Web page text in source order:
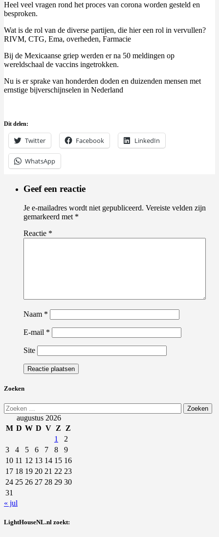
Heel veel vragen rond het proces van corona worden gesteld en
besproken.
Wat is de rol van de diverse partijen, die hier een rol in vervullen?
RIVM, CTG, Ema, overheden, Farmacie
Bij de Mexicaanse griep werden er na 50 meldingen op
wereldschaal de vaccins ingetrokken.
Nu is er sprake van honderden doden en duizenden mensen met
ernstige bijverschijnselen in Nederland
Dit delen:
Twitter Facebook LinkedIn
WhatsApp
Geef een reactie
Je e-mailadres wordt niet gepubliceerd. Vereiste velden zijn
gemarkeerd met *
Reactie *
Naam *
E-mail *
Site
Zoeken
Zoeken
naar:augustus 2026
M D W D V Z
Z
1
2
3
4 5 6 7 8
9
10 11 12 13 14 15 16
17 18 19 20 21 22 23
24 25 26 27 28 29 30
31
« jul
LightHouseNL.nl zoekt: